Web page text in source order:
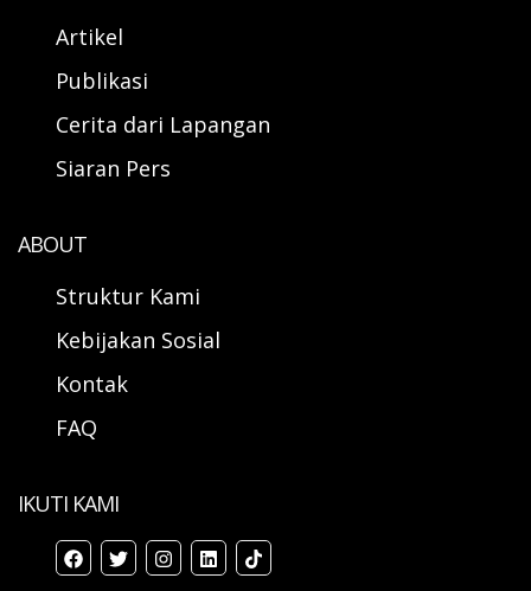
Artikel
Publikasi
Cerita dari Lapangan
Siaran Pers
ABOUT
Struktur Kami
Kebijakan Sosial
Kontak
FAQ
IKUTI KAMI